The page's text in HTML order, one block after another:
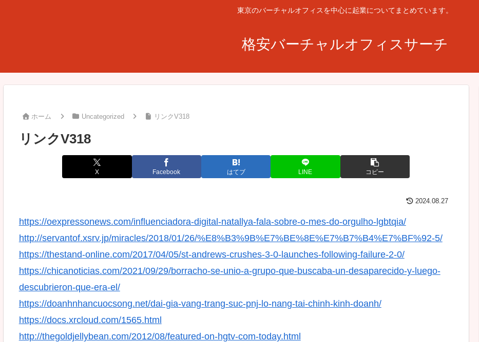
東京のバーチャルオフィスを中心に起業についてまとめています。
格安バーチャルオフィスサーチ
ホーム Uncategorized リンクV318
リンクV318
X Facebook はてブ LINE コピー
2024.08.27
https://oexpressonews.com/influenciadora-digital-natallya-fala-sobre-o-mes-do-orgulho-lgbtqia/
http://servantof.xsrv.jp/miracles/2018/01/26/%E8%B3%9B%E7%BE%8E%E7%B7%B4%E7%BF%92-5/
https://thestand-online.com/2017/04/05/st-andrews-crushes-3-0-launches-following-failure-2-0/
https://chicanoticias.com/2021/09/29/borracho-se-unio-a-grupo-que-buscaba-un-desaparecido-y-luego-
descubrieron-que-era-el/
https://doanhnhancuocsong.net/dai-gia-vang-trang-suc-pnj-lo-nang-tai-chinh-kinh-doanh/
https://docs.xrcloud.com/1565.html
http://thegoldjellybean.com/2012/08/featured-on-hgtv-com-today.html